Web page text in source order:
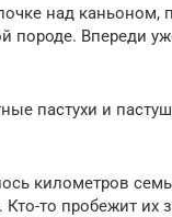
над
породе. Впереди
пастухи и
километров
Кто-то пробежит их